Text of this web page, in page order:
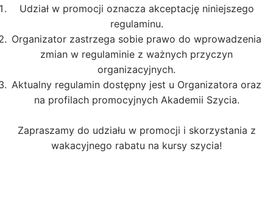
Udział w promocji oznacza akceptację niniejszego
regulaminu.
Organizator zastrzega sobie prawo do wprowadzenia
zmian w regulaminie z ważnych przyczyn
organizacyjnych.
Aktualny regulamin dostępny jest u Organizatora oraz
na profilach promocyjnych Akademii Szycia.
Zapraszamy do udziału w promocji i skorzystania z
wakacyjnego rabatu na kursy szycia!